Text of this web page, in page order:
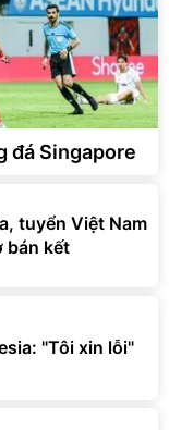
đá Singapore
tuyển Việt Nam
bán kết
"Tôi xin lỗi"